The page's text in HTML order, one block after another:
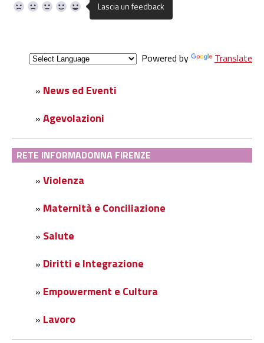
Powered by Translate
» News ed Eventi
» Agevolazioni
RETE INFORMADONNA FIRENZE
» Violenza
» Maternità e Conciliazione
» Salute
» Diritti e Integrazione
» Empowerment e Cultura
» Lavoro